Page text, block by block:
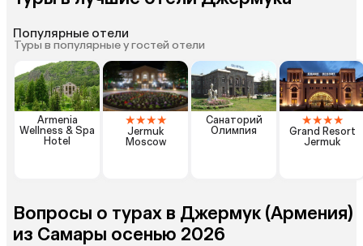
Популярные отели
Туры в популярные у гостей отели
Armenia
Wellness & Spa
Hotel
★★★★
Jermuk
Moscow
Санаторий
Олимпия
★★★★
Grand Resort
Jermuk
Вопросы о турах в Джермук (Армения)
из Самары осенью 2026